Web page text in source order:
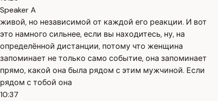
Speaker A
живой, но независимой от каждой его реакции. И вот
это намного сильнее, если вы находитесь, ну, на
определённой дистанции, потому что женщина
запоминает не только само событие, она запоминает
прямо, какой она была рядом с этим мужчиной. Если
рядом с тобой она
10:37